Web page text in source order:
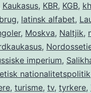
Kaukasus, KBR, KGB,
, latinsk alfabet,
, Moskva, Naltjik,
,
imperium,
nationalitetspolitik
, turisme, tv, tyrkere,